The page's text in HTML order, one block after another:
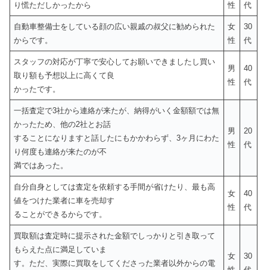
り慌ただしかったから
性
代
自動車整備士をしている顔の広い親戚の叔父に勧められた
からです。
女
性
30
代
スタッフの対応が丁寧で安心してお願いできましたし買い
取り額も予想以上に高くて良
かったです。
男
性
40
代
一括査定で3社から連絡が来たが、納得がいく金額額では無
かったため、他の2社とお話
することになりますと話したにもかかわらず、3ヶ月にわた
り何度も連絡が来たのが不
満ではあった。
男
性
20
代
自分自身としては査定を依頼する手間が省けたり、最も高
値をつけた業者に車を売却す
ることができるからです。
女
性
40
代
買取額は査定時に提示された金額でしっかりと引き取って
もらえた点に満足していま
す。ただ、実際に買取をしてくださった業者以外からの電
女
30